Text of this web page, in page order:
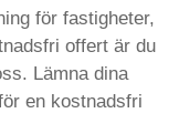
för fastigheter,
offert är du
Lämna dina
en kostnadsfri